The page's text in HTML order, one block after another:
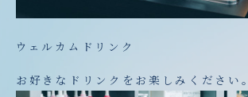
ウェルカムドリンク
お好きなドリンクをお楽しみください。